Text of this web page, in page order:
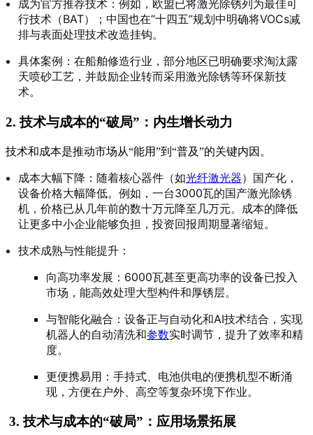
成为官方推荐技术：例如，欧盟已将激光除锈列为最佳可
行技术（BAT）；中国也在“十四五”规划中明确将VOCs减
排与表面处理技术改造挂钩。
具体案例：在船舶修造行业，部分地区已明确要求淘汰露
天喷砂工艺，并鼓励企业转而采用激光除锈等环保新技
术。
2. 技术与成本的“破局”：内生增长动力
技术和成本是推动市场从“能用”到“普及”的关键内因。
成本大幅下降：随着核心器件（如光纤激光器）国产化，
设备价格大幅降低。例如，一台3000瓦的国产激光除锈
机，价格已从几年前的数十万元降至几万元。成本的降低
让更多中小企业能够负担，投资回报周期显著缩短。
技术成熟与性能提升：
向高功率发展：6000瓦甚至更高功率的设备已投入
市场，能高效处理大型构件和厚锈层。
与智能化融合：设备正与自动化和AI技术结合，实现
机器人的自动清洗和参数实时调节，提升了效率和精
度。
更便携易用：手持式、电池供电的便携机型不断涌
现，方便在户外、高空等复杂环境下作业。
3. 技术与成本的“破局”：应用场景拓展